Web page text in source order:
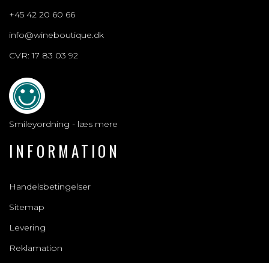
+45 42 20 60 66
info@wineboutique.dk
CVR: 17 83 03 92
Smileyordning - læs mere
INFORMATION
Handelsbetingelser
Sitemap
Levering
Reklamation